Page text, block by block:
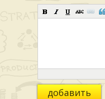
добавить